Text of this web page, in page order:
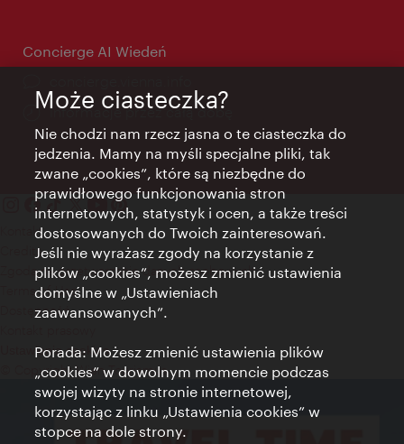
Concierge AI Wiedeń
Informacje przez całą dobę
Kontakt
Credits
Zgoda na przetwarzanie danych osobowych
Terms of Use
Dostępność
Ustawienia cookies
© Copyright Wien Tourismus
Może ciasteczka?
Nie chodzi nam rzecz jasna o te ciasteczka do
jedzenia. Mamy na myśli specjalne pliki, tak
zwane „cookies”, które są niezbędne do
prawidłowego funkcjonowania stron
internetowych, statystyk i ocen, a także treści
dostosowanych do Twoich zainteresowań.
Jeśli nie wyrażasz zgody na korzystanie z
plików „cookies”, możesz zmienić ustawienia
domyślne w „Ustawieniach
zaawansowanych”.
Porada: Możesz zmienić ustawienia plików
„cookies” w dowolnym momencie podczas
swojej wizyty na stronie internetowej,
korzystając z linku „Ustawienia cookies” w
stopce na dole strony.